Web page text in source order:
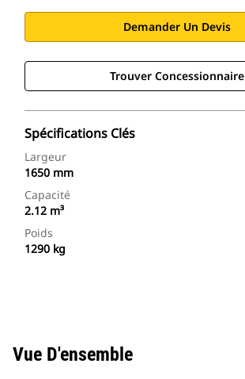
Demander Un Devis
Trouver Concessionnaire
Spécifications Clés
Largeur
1650 mm
Capacité
2.12 m³
Poids
1290 kg
Vue D'ensemble